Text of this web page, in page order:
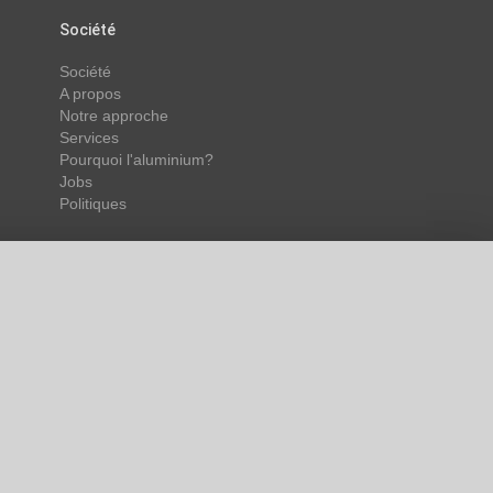
Société
Société
A propos
Notre approche
Services
Pourquoi l'aluminium?
Jobs
Politiques
de téléphone
également